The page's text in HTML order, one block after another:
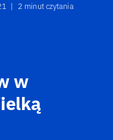
| 2 minut czytania
w